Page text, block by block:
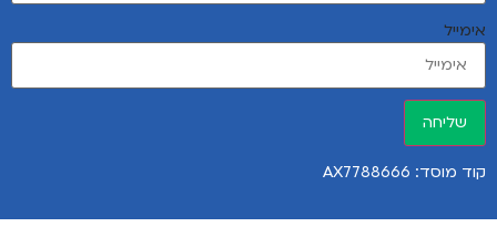
אימייל
שליחה
קוד מוסד: AX7788666